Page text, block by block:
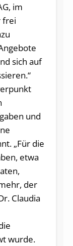
im
frei
sich auf
und
„Für die
etwa
der
Claudia
wurde.